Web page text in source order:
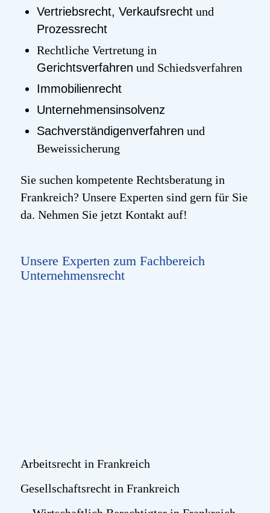
Arbeitsrecht in Frankreich
Gesellschaftsrecht in Frankreich
Vertriebsrecht, Verkaufsrechtund
Prozessrecht
Rechtliche Vertretung in
Gerichtsverfahren und Schiedsverfahren
Immobilienrecht
Unternehmensinsolvenz
Sachverständigenverfahren und
Beweissicherung
Sie suchen kompetente Rechtsberatung in
Frankreich? Unsere Experten sind gern für Sie
da. Nehmen Sie jetzt Kontakt auf!
Unsere Experten zum Fachbereich
Unternehmensrecht